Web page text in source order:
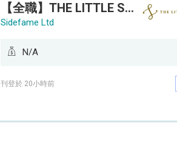
【全職】THE LITTLE SHOP (利園分店) Sales Operation Assistant 銷售營運助理【永久保證佣金+新人獎金$3,000】
Sidefame Ltd
N/A
刊登於 20小時前